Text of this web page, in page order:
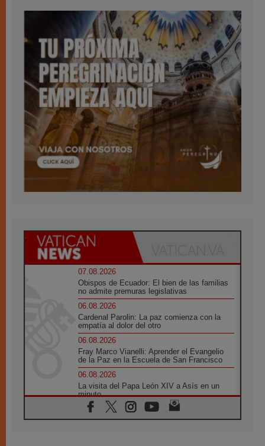
07.08.2026
Obispos de Ecuador: El bien de las familias
no admite premuras legislativas
06.08.2026
Cardenal Parolin: La paz comienza con la
empatía al dolor del otro
06.08.2026
Fray Marco Vianelli: Aprender el Evangelio
de la Paz en la Escuela de San Francisco
06.08.2026
La visita del Papa León XIV a Asís en un
minuto
06.08.2026
El agradecimiento de los jóvenes al Papa: